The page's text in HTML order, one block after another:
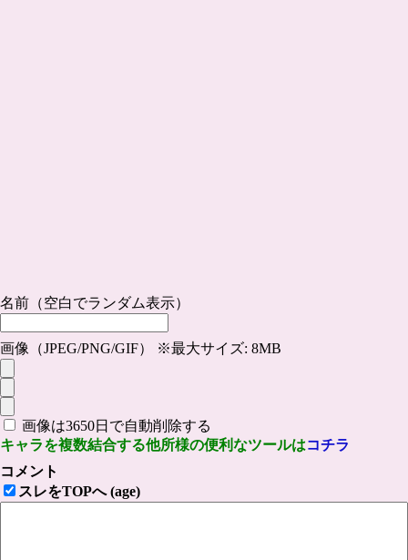
名前（空白でランダム表示）
画像（JPEG/PNG/GIF） ※最大サイズ: 8MB
画像は3650日で自動削除する
キャラを複数結合する他所様の便利なツールはコチラ
コメント
スレをTOPへ (age)